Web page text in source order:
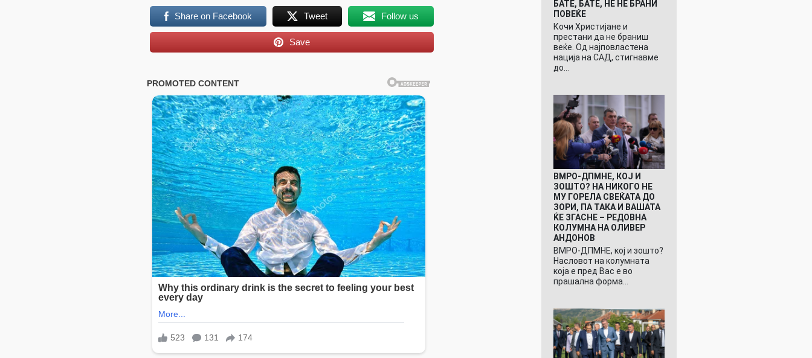
Share on Facebook Tweet Follow us
Save
БАТЕ, БАТЕ, НЕ НЕ БРАНИ
ПОВЕЌЕ
Кочи Христијане и
престани да не браниш
веќе. Од најповластена
нација на САД, стигнавме
до…
ВМРО-ДПМНЕ, КОЈ И
ЗОШТО? НА НИКОГО НЕ
МУ ГОРЕЛА СВЕЌАТА ДО
ЗОРИ, ПА ТАКА И ВАШАТА
ЌЕ ЗГАСНЕ – РЕДОВНА
КОЛУМНА НА ОЛИВЕР
АНДОНОВ
ВМРО-ДПМНЕ, кој и зошто?
Насловот на колумната
која е пред Вас е во
прашална форма…